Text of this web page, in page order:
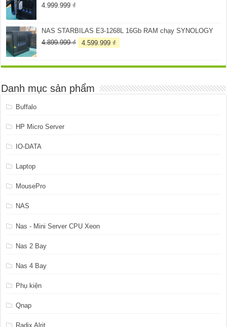
4.999.999 ₫
NAS STARBILAS E3-1268L 16Gb RAM chạy SYNOLOGY
4.899.999₫
Giá
4.899.999 ₫.
4.599.999 ₫
là:
Danh mục sản phẩm
Buffalo
HP Micro Server
IO-DATA
Laptop
MousePro
NAS
Nas - Mini Server CPU Xeon
Nas 2 Bay
Nas 4 Bay
Phụ kiện
Qnap
Radix Alrit